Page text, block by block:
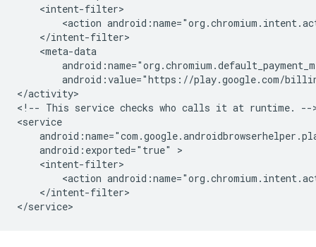
<action
android:value="https://play.google.com/
</activity>
<!-- This service checks who calls it at runtime.
--
android:exported="true"
<action
</intent-filter>